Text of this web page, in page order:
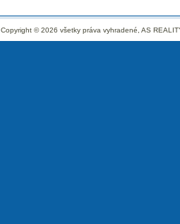
Copyright © 2026 všetky práva vyhradené, AS